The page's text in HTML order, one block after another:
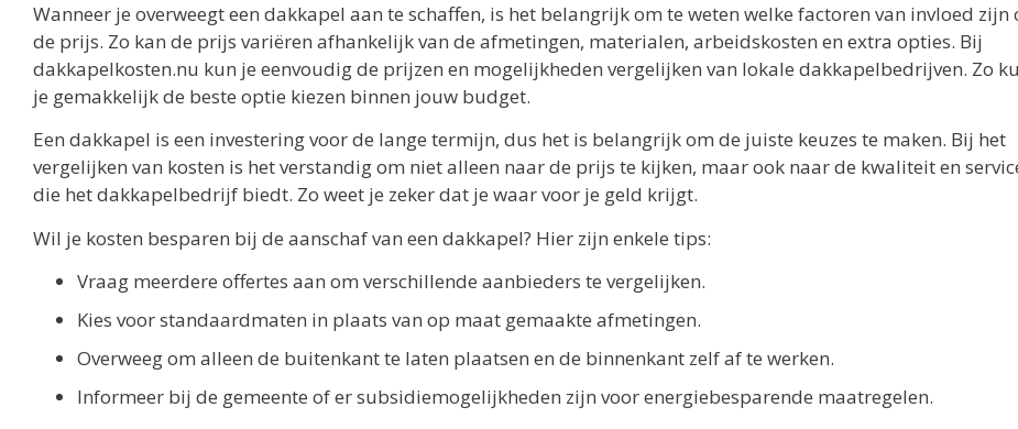
Wanneer je overweegt een dakkapel aan te schaffen, is het belangrijk om te weten welke factoren van invloed zijn
de prijs. Zo kan de prijs variëren afhankelijk van de afmetingen, materialen, arbeidskosten en extra opties. Bij
dakkapelkosten.nu kun je eenvoudig de prijzen en mogelijkheden vergelijken van lokale dakkapelbedrijven. Zo
je gemakkelijk de beste optie kiezen binnen jouw budget.
Een dakkapel is een investering voor de lange termijn, dus het is belangrijk om de juiste keuzes te maken. Bij het
vergelijken van kosten is het verstandig om niet alleen naar de prijs te kijken, maar ook naar de kwaliteit en
die het dakkapelbedrijf biedt. Zo weet je zeker dat je waar voor je geld krijgt.
Wil je kosten besparen bij de aanschaf van een dakkapel? Hier zijn enkele tips:
Vraag meerdere offertes aan om verschillende aanbieders te vergelijken.
Kies voor standaardmaten in plaats van op maat gemaakte afmetingen.
Overweeg om alleen de buitenkant te laten plaatsen en de binnenkant zelf af te werken.
Informeer bij de gemeente of er subsidiemogelijkheden zijn voor energiebesparende maatregelen.